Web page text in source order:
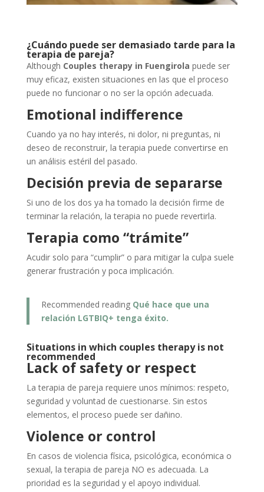
¿Cuándo puede ser demasiado tarde para la
terapia de pareja?
Although Couples therapy in Fuengirola puede ser
muy eficaz, existen situaciones en las que el proceso
puede no funcionar o no ser la opción adecuada.
Emotional indifference
Cuando ya no hay interés, ni dolor, ni preguntas, ni
deseo de reconstruir, la terapia puede convertirse en
un análisis estéril del pasado.
Decisión previa de separarse
Si uno de los dos ya ha tomado la decisión firme de
terminar la relación, la terapia no puede revertirla.
Terapia como “trámite”
Acudir solo para “cumplir” o para mitigar la culpa suele
generar frustración y poca implicación.
Recommended readingQué hace que una
relación LGTBIQ+ tenga éxito.
Situations in which couples therapy is not
recommended
Lack of safety or respect
La terapia de pareja requiere unos mínimos: respeto,
seguridad y voluntad de cuestionarse. Sin estos
elementos, el proceso puede ser dañino.
Violence or control
En casos de violencia física, psicológica, económica o
sexual, la terapia de pareja NO es adecuada. La
prioridad es la seguridad y el apoyo individual.